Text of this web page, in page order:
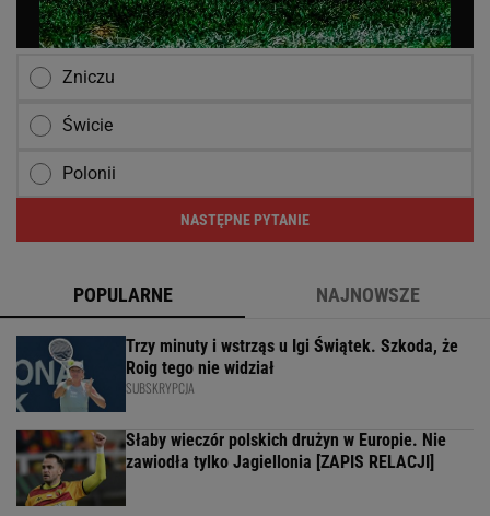
Zniczu
Świcie
Polonii
NASTĘPNE PYTANIE
POPULARNE NAJNOWSZE
Trzy minuty i wstrząs u Igi Świątek. Szkoda, że
Roig tego nie widział
SUBSKRYPCJA
Słaby wieczór polskich drużyn w Europie. Nie
zawiodła tylko Jagiellonia [ZAPIS RELACJI]